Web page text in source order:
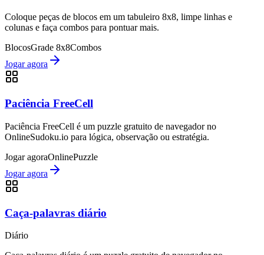
Coloque peças de blocos em um tabuleiro 8x8, limpe linhas e
colunas e faça combos para pontuar mais.
BlocosGrade 8x8Combos
Jogar agora
Paciência FreeCell
Paciência FreeCell é um puzzle gratuito de navegador no
OnlineSudoku.io para lógica, observação ou estratégia.
Jogar agoraOnlinePuzzle
Jogar agora
Caça-palavras diário
Diário